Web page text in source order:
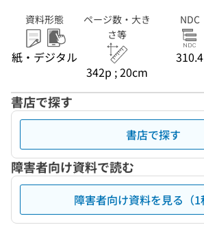
資料形態
紙・デジタル
ページ数・大き
さ等
342p ; 20cm
NDC
310.4
書店で探す
書店で探す
障害者向け資料で読む
障害者向け資料を見る（1